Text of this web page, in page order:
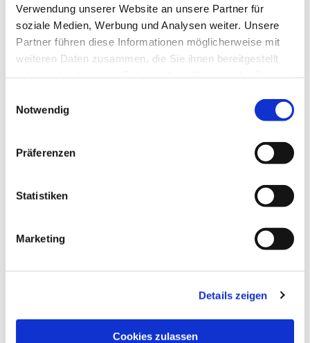
Verwendung unserer Website an unsere Partner für
soziale Medien, Werbung und Analysen weiter. Unsere
Partner führen diese Informationen möglicherweise mit
weiteren Daten zusammen, die Sie ihnen bereitgestellt
Notwendig
Präferenzen
Statistiken
Marketing
Details zeigen
Cookies zulassen